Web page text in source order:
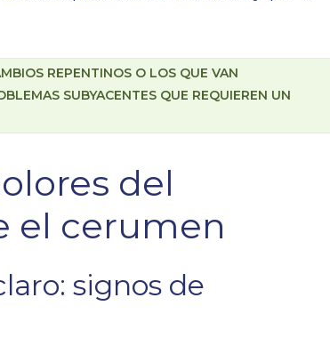
REPENTINOS O LOS QUE VAN
SUBYACENTES QUE REQUIEREN UN
del
el cerumen
signos de